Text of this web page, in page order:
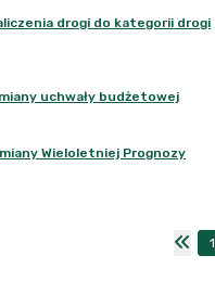
drogi do kategorii drogi
uchwały budżetowej
Wieloletniej Prognozy
1